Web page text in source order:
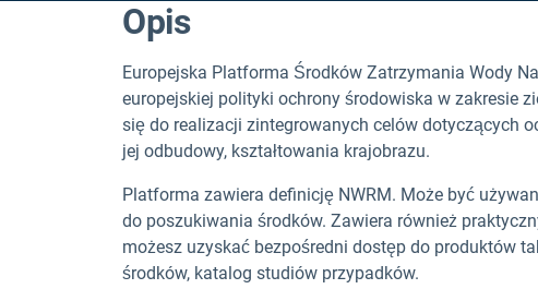
Opis
Europejska Platforma Środków Zatrzymania Wody
europejskiej polityki ochrony środowiska w zakresie
się do realizacji zintegrowanych celów dotyczących
jej odbudowy, kształtowania krajobrazu.
Platforma zawiera definicję NWRM. Może być
do poszukiwania środków. Zawiera również
możesz uzyskać bezpośredni dostęp do produktów
środków, katalog studiów przypadków.